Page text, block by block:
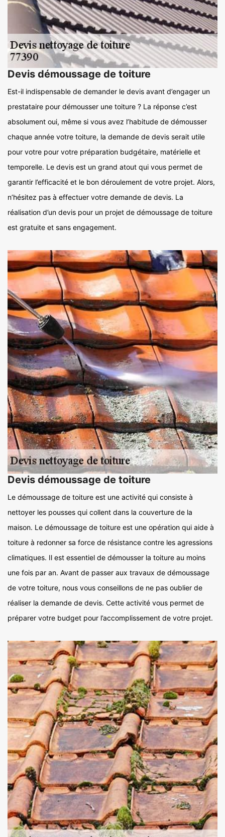
Devis démoussage de toiture
Est-il indispensable de demander le devis avant d’engager un
prestataire pour démousser une toiture ? La réponse c’est
absolument oui, même si vous avez l’habitude de démousser
chaque année votre toiture, la demande de devis serait utile
pour votre pour votre préparation budgétaire, matérielle et
temporelle. Le devis est un grand atout qui vous permet de
garantir l’efficacité et le bon déroulement de votre projet. Alors,
n’hésitez pas à effectuer votre demande de devis. La
réalisation d’un devis pour un projet de démoussage de toiture
est gratuite et sans engagement.
Devis démoussage de toiture
Le démoussage de toiture est une activité qui consiste à
nettoyer les pousses qui collent dans la couverture de la
maison. Le démoussage de toiture est une opération qui aide à
toiture à redonner sa force de résistance contre les agressions
climatiques. Il est essentiel de démousser la toiture au moins
une fois par an. Avant de passer aux travaux de démoussage
de votre toiture, nous vous conseillons de ne pas oublier de
réaliser la demande de devis. Cette activité vous permet de
préparer votre budget pour l’accomplissement de votre projet.